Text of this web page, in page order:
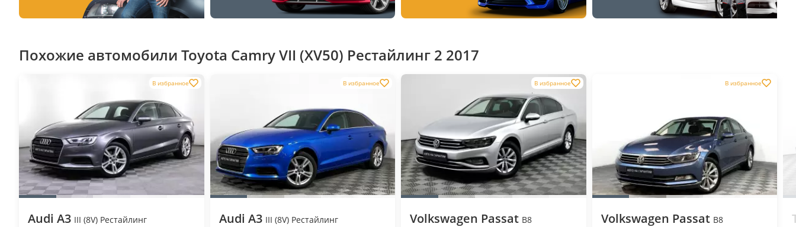
Похожие автомобили Toyota Camry VII (XV50) Рестайлинг 2 2017
В избранное
Audi A3 III (8V) Рестайлинг
В избранное
Audi A3 III (8V) Рестайлинг
В избранное
Volkswagen Passat B8
В избранное
Volkswagen Passat B8